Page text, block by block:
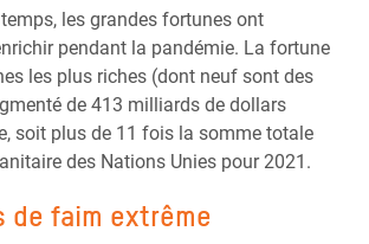
les grandes fortunes ont
pendant la pandémie. La fortune
les plus riches (dont neuf sont des
de 413 milliards de dollars
soit plus de 11 fois la somme totale
des Nations Unies pour 2021.
de faim extrême